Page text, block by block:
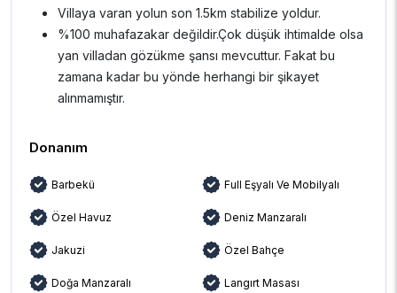
Villaya varan yolun son 1.5km stabilize yoldur.
%100 muhafazakar değildir.Çok düşük ihtimalde olsa
yan villadan gözükme şansı mevcuttur. Fakat bu
zamana kadar bu yönde herhangi bir şikayet
alınmamıştır.
Donanım
Barbekü Full Eşyalı Ve Mobilyalı
Özel Havuz Deniz Manzaralı
Jakuzi Özel Bahçe
Doğa Manzaralı Langırt Masası